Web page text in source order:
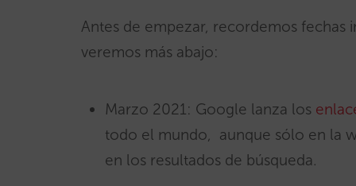
Antes de empezar, recordemos fechas
veremos más abajo:
Marzo 2021: Google lanza los
todo el mundo, aunque sólo en la
en los resultados de búsqueda.